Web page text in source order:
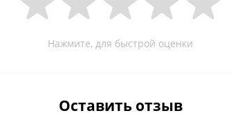
Нажмите, для быстрой оценки
Оставить отзыв